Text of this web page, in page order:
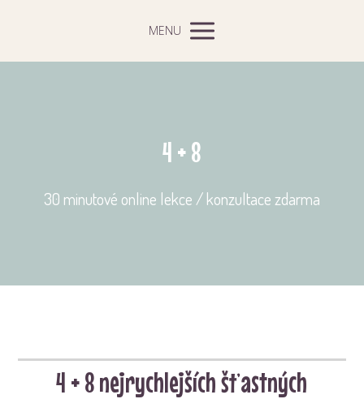
MENU
4 + 8
30 minutové online lekce / konzultace zdarma
4 + 8 nejrychlejších šťastných